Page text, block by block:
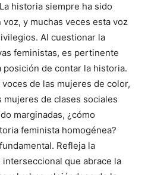
historia siempre ha sido
y muchas veces esta voz
Al cuestionar la
feministas, es pertinente
de contar la historia.
de las mujeres de color,
mujeres de clases sociales
marginadas, ¿cómo
feminista homogénea?
Refleja la
que abrace la